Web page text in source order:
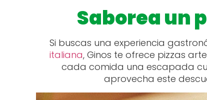
Saborea un
Si buscas una experiencia
italiana, Ginos te ofrece pizzas
cada comida una escapada
aprovecha este